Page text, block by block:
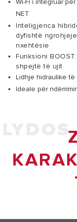
Wi-Fi i integruar
NET
Inteligjenca
dyfishtë
nxehtësie
Funksioni
shpejtë të ujit
Lidhje hidraulike të
Ideale për